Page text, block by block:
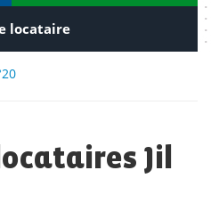
locataire
Jil